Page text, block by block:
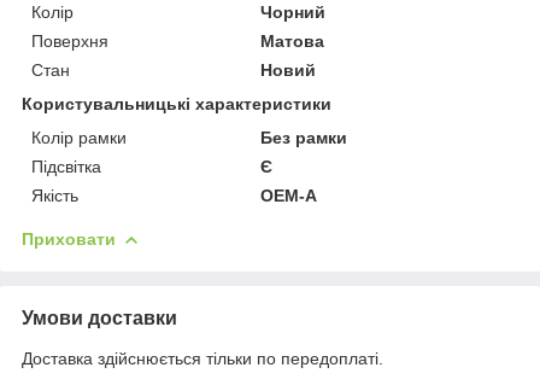
Колір
Чорний
Поверхня
Матова
Стан
Новий
Користувальницькі характеристики
Колір рамки
Без рамки
Підсвітка
Є
Якість
OEM-A
Приховати
Умови доставки
Доставка здійснюється тільки по передоплаті.